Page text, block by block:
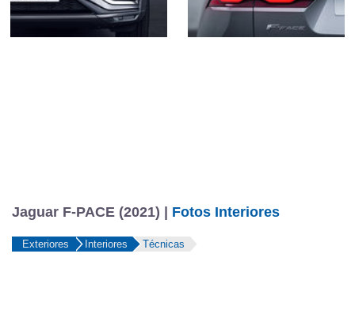
Jaguar F-PACE (2021) | Fotos Interiores
Exteriores Interiores Técnicas